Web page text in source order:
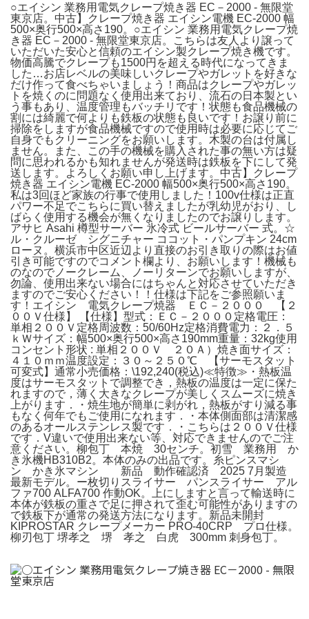
○エイシン 業務用電気クレープ焼き器 EC－2000 - 無限堂
東京店。中古】クレープ焼き器 エイシン電機 EC-2000 幅
500×奥行500×高さ190。○エイシン 業務用電気クレープ焼
き器 EC－2000 - 無限堂東京店。こちらは友人より譲って
いただいた安心と信頼のエイシン製クレープ焼き機です。
物価高騰でクレープも1500円を超える時代になってきま
した…お店レベルの美味しいクレープやガレットを好きな
だけ作って食べちゃいましょう！商品はクレープやガレッ
トを焼くのに問題なく使用出来ており、流石の日本製とい
う事もあり、温度管理もバッチリです！状態も食品機械の
割には綺麗で何よりも鉄板の状態も良いです！お譲り前に
掃除をしますが食品機械ですので使用時は必要に応じてご
自身でもクリーニングをお願いします。木製の台は付属し
ません。また、この手の機械を購入された事の無い方は疑
問に思われるかも知れませんが発送時は鉄板を下にして発
送します。よろしくお願い申し上げます。中古】クレープ
焼き器 エイシン電機 EC-2000 幅500×奥行500×高さ190。
私は3回ほど家族の行事で使用しました！100v仕様は正直
パワー不足でこちらに買い替えましたが乳幼児がおり、し
ばらく使用する機会が無くなりましたのでお譲りします。
アサヒ Asahi 樽型サーバー 氷冷式 ビールサーバー 式。☆
ル・クルーゼ シグニチャー ココット・パンプキン 24cm
ローヌ。横浜市中区近辺より直接のお引き取りの際はお値
引き可能ですのでコメント欄より、お願いします！機械も
のなのでノークレーム、ノーリターンでお願いしますが、
勿論、使用出来ない場合にはちゃんと対応させていただき
ますのでご安心ください！！仕様は下記をご参照願いま
す！エイシン 電気クレープ焼器 ＥＣ－２０００ 【２
００Ｖ仕様】 【仕様】型式：ＥＣ－２０００定格電圧：
単相２００Ｖ定格周波数：50/60Hz定格消費電力：２．５
ｋＷサイズ：幅500×奥行500×高さ190mm重量：32kg使用
コンセント形状 : 単相２００Ｖ ２０Ａ）焼き面サイズ：
４１０ｍｍ温度設定：３０～２５０℃ 【サーモスタット
可変式】通常小売価格：\192,240(税込)≪特徴≫・熱板温
度はサーモスタットで調整でき，熱板の温度は一定に保た
れますので，薄く大きなクレープが美しくスムーズに焼き
上がります．・焼生地が簡単に剥がれ，熱板がすり減る事
もなく何年でもご使用になれます．・本体側面部は清潔感
のあるオールステンレス製です．・こちらは２００Ｖ仕様
です．V違いで使用出来ない等、対応できませんのでご注
意ください。柳包丁 本焼 30センチ。初雪 業務用 か
き氷機HB310B2。本体のみの出品です。糸ピンスマシ
ン かき氷マシン 新品 動作確認済 2025 7月製造
最新モデル。ー枚切りスライサー パンスライサー アル
ファ700 ALFA700 作動OK。上にしますと言って輸送時に
本体が鉄板の重さで足に押されて歪む可能性がありますの
で鉄板下が通常の発送方法になります。新品未開封
KIPROSTAR クレープメーカー PRO-40CRP プロ仕様。
柳刃包丁 堺孝之 堺 孝之 白虎 300mm 刺身包丁。